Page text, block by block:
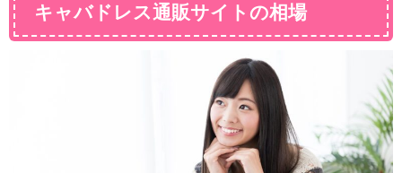
キャバドレス通販サイトの相場